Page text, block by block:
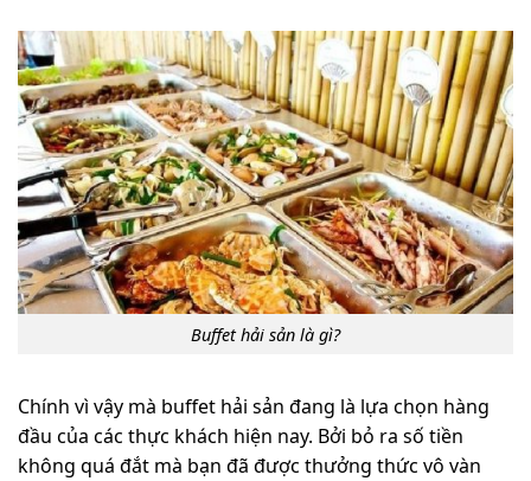
Buffet hải sản là gì?
Chính vì vậy mà buffet hải sản đang là lựa chọn hàng
đầu của các thực khách hiện nay. Bởi bỏ ra số tiền
không quá đắt mà bạn đã được thưởng thức vô vàn